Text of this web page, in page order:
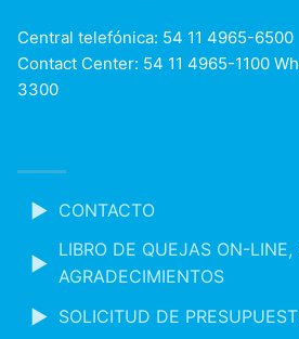
Central telefónica: 54 11 4965-6500
Contact Center: 54 11 4965-1100
3300
CONTACTO
LIBRO DE QUEJAS ON-LINE,
AGRADECIMIENTOS
SOLICITUD DE